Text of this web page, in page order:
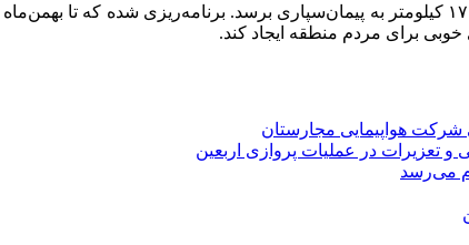
خوبی برای مردم منطقه ایجاد کند.
و تعزیرات در عملیات پروازی اربعین
می‌رسد